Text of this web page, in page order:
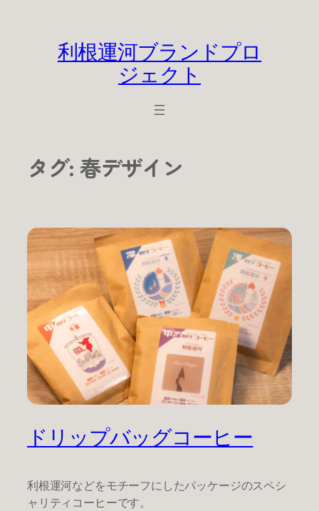
利根運河ブランドプロ
ジェクト
タグ: 春デザイン
ドリップバッグコーヒー
利根運河などをモチーフにしたパッケージのスペシ
ャリティコーヒーです。